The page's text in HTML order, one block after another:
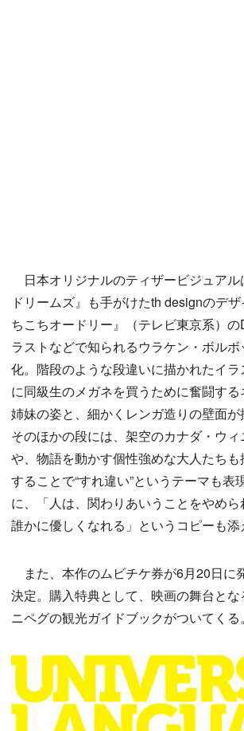
日本オリジナルのティザービジュアル
ドリームズ』も手がけたth designのデ
ちこちオードリー』（テレビ東京系）
ラストなどで知られるウラケン・ボルボ
化。階段のような段違いに描かれたイラ
に同級生のメガネを買うために奮闘す
姉妹の姿と、細かくレンガ造りの壁面が
そのほかの段には、架空のカナダ・ウ
や、物語を動かす個性強めな大人たち
することで“すれ違い”というテーマも表
に、「人は、関わりあいうことをやめ
誰かに優しくなれる」というコピーも添
また、本作のムビチケ券が6月20日に
決定。購入特典として、映画の舞台とな
ニペグの観光ガイドブックがついてくる。